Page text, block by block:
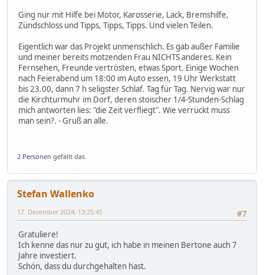
Ging nur mit Hilfe bei Motor, Karosserie, Lack, Bremshilfe,
Zündschloss und Tipps, Tipps, Tipps. Und vielen Teilen.
Eigentlich war das Projekt unmenschlich. Es gab außer Familie
und meiner bereits motzenden Frau NICHTS anderes. Kein
Fernsehen, Freunde vertrösten, etwas Sport. Einige Wochen
nach Feierabend um 18:00 im Auto essen, 19 Uhr Werkstatt
bis 23.00, dann 7 h seligster Schlaf. Tag für Tag. Nervig war nur
die Kirchturmuhr im Dorf, deren stoischer 1/4-Stunden-Schlag
mich antworten lies: "die Zeit verfliegt". Wie verrückt muss
man sein?. - Gruß an alle.
2 Personen gefällt das.
Stefan Wallenko
#7
17. Dezember 2024, 13:25:45
Gratuliere!
Ich kenne das nur zu gut, ich habe in meinen Bertone auch 7
Jahre investiert.
Schön, dass du durchgehalten hast.